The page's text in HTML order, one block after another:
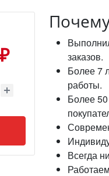
заказов.
Более 7
работы.
Более
Всегда